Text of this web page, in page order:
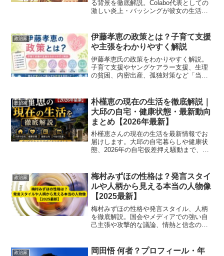
る背景を徹底解説。Colabo代表としての
激しい炎上・バッシングが彼女の生活や
ChatGPT に質問する
政治家
伊藤孝恵の政策とは？子育て支援
や主張をわかりやすく解説
伊藤孝恵氏の政策をわかりやすく解説。
子育て支援やヤングケアラー支援、生理
の貧困、内密出産、孤独対策など「当事
政治家
朴槿恵の現在の生活を徹底解説｜
大邱の自宅・健康状態・最新動向
まとめ【2026年最新】
朴槿恵さんの現在の生活を最新情報でお
届けします。大邱の自宅暮らしや健康状
態、2026年の自宅仮差押え騒動まで、信
政治家
梅村みずほの性格は？発言スタイ
ルや人柄から見える本当の人物像
【2025最新】
梅村みずほの性格や発言スタイル、人柄
を徹底解説。国会やメディアでの強い自
己主張や攻撃的な議論、情熱と信念の両
政治家
岡田悟 何者？プロフィール・年